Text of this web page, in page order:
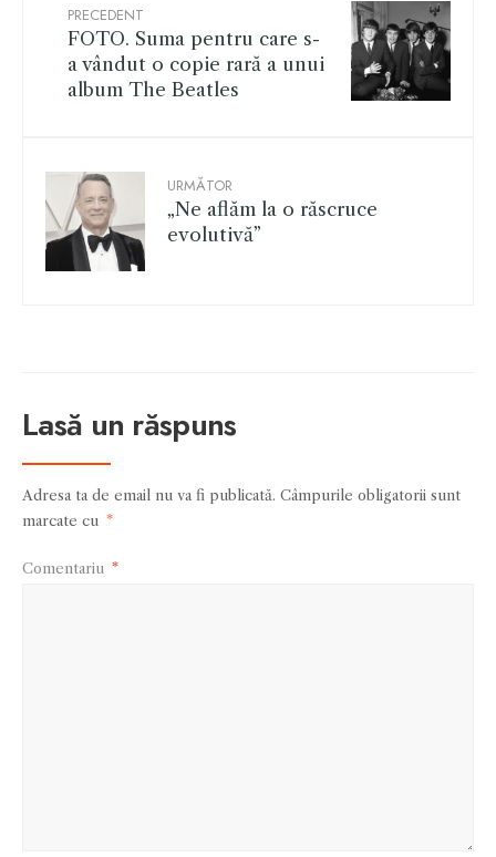
PRECEDENT
FOTO. Suma pentru care s-
a vândut o copie rară a unui
album The Beatles
URMĂTOR
„Ne aflăm la o răscruce
evolutivă”
Lasă un răspuns
Adresa ta de email nu va fi publicată. Câmpurile obligatorii sunt
marcate cu *
Comentariu *